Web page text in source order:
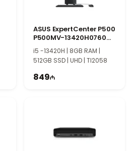
ASUS ExpertCenter P500
P500MV-13420H0760
90PF05I1-M00CR0
i5 -13420H | 8GB RAM |
512GB SSD | UHD | TI2058
849